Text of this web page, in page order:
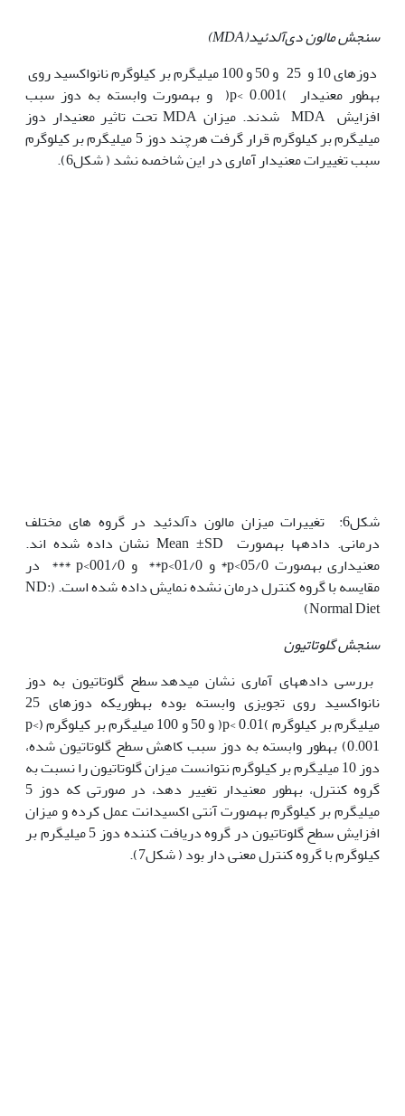
سنجش مالون دی‌آلدئید(MDA
)
دوزهای 10 و 25 و 50 و 100 میلی‫گرم بر کیلوگرم نانواکسید روی
به‫طور معنی‫دار )p< 0.001( و به‫صورت وابسته به دوز سبب
افزایش MDA شدند. میزان MDA تحت تاثیر معنی‫دار دوز
میلی‫گرم بر کیلوگرم قرار گرفت هرچند دوز 5 میلی‫گرم بر کیلوگرم
سبب تغییرات معنی‫دار آماری در این شاخصه نشد ( شکل6).
شکل6: تغییرات میزان مالون دآلدئید در گروه های مختلف
درمانی. داده‫ها به‫صورت Mean ±SD نشان داده شده اند.
معنی‫داری به‫صورت 05/0>p* و 01/0>p** و 001/0>p *** در
مقایسه با گروه کنترل درمان نشده نمایش داده شده است. (ND:
Normal Diet)
سنجش گلوتاتیون
بررسی داده‫های آماری نشان می‫دهد سطح گلوتاتیون به دوز
نانواکسید روی تجویزی وابسته بوده به‫طوری‫که دوزهای 25
میلی‫گرم بر کیلوگرم )p< 0.01( و 50 و 100 میلی‫گرم بر کیلوگرم (p<
0.001) به‫طور وابسته به دوز سبب کاهش سطح گلوتاتیون شده،
دوز 10 میلی‫گرم بر کیلوگرم نتوانست میزان گلوتاتیون را نسبت به
گروه کنترل، به‫طور معنی‫دار تغییر دهد، در صورتی که دوز 5
میلی‫گرم بر کیلوگرم به‫صورت آنتی اکسیدانت عمل کرده و میزان
افزایش سطح گلوتاتیون در گروه دریافت کننده دوز 5 میلی‫گرم بر
کیلوگرم با گروه کنترل معنی دار بود ( شکل7).